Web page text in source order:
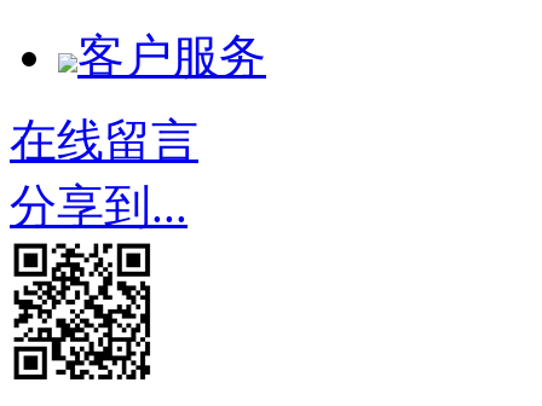
客户服务
在线留言
分享到...